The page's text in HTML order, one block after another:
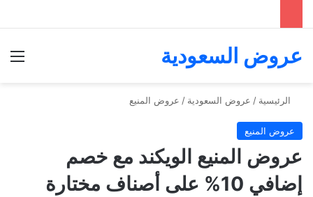
عروض السعودية
الرئيسية / عروض السعودية / عروض المنيع
عروض المنيع
عروض المنيع الويكند مع خصم
إضافي 10% على أصناف مختارة